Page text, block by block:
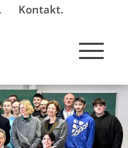
Kontakt.